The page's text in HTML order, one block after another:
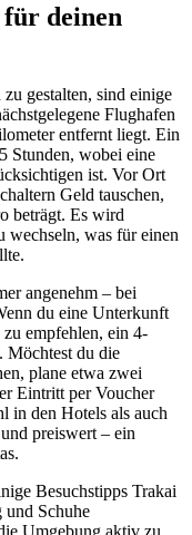
deinen
gestalten, sind einige
Flughafen
entfernt liegt. Ein
Stunden, wobei eine
ist. Vor Ort
Geld tauschen,
beträgt. Es wird
wechseln, was für einen
angenehm – bei
du eine Unterkunft
empfehlen, ein 4-
Möchtest du die
plane etwa zwei
Eintritt per Voucher
in den Hotels als auch
preiswert – ein
Besuchstipps Trakai
und Schuhe
Umgebung aktiv zu